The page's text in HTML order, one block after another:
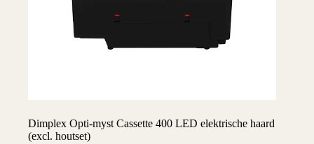
Dimplex Opti-myst Cassette 400 LED elektrische haard
(excl. houtset)